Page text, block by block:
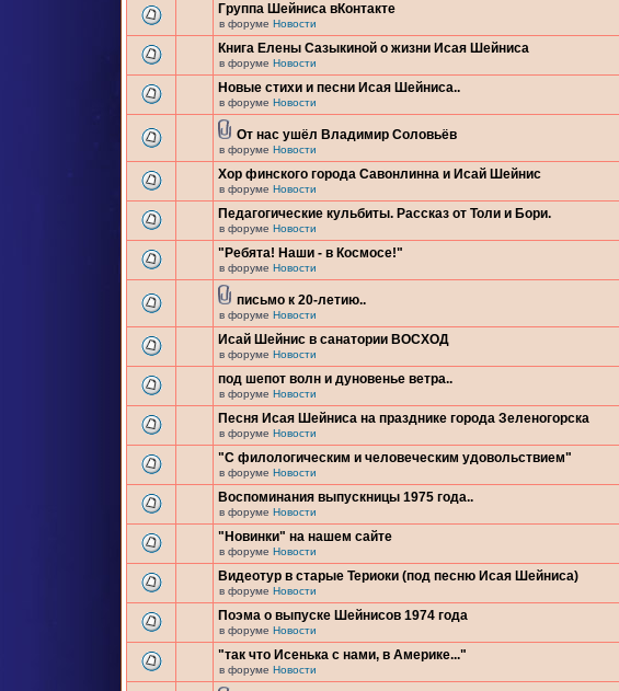
Группа Шейниса вКонтакте
в форуме Новости
Книга Елены Сазыкиной о жизни Исая Шейниса
в форуме Новости
Новые стихи и песни Исая Шейниса..
в форуме Новости
От нас ушёл Владимир Соловьёв
в форуме Новости
Хор финского города Савонлинна и Исай Шейнис
в форуме Новости
Педагогические кульбиты. Рассказ от Толи и Бори.
в форуме Новости
"Ребята! Наши - в Космосе!"
в форуме Новости
письмо к 20-летию..
в форуме Новости
Исай Шейнис в санатории ВОСХОД
в форуме Новости
под шепот волн и дуновенье ветра..
в форуме Новости
Песня Исая Шейниса на празднике города Зеленогорска
в форуме Новости
"С филологическим и человеческим удовольствием"
в форуме Новости
Воспоминания выпускницы 1975 года..
в форуме Новости
"Новинки" на нашем сайте
в форуме Новости
Видеотур в старые Териоки (под песню Исая Шейниса)
в форуме Новости
Поэма о выпуске Шейнисов 1974 года
в форуме Новости
"так что Исенька с нами, в Америке..."
в форуме Новости